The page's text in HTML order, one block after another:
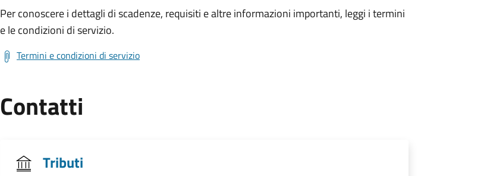
Per conoscere i dettagli di scadenze, requisiti e altre informazioni importanti, leggi i termini
e le condizioni di servizio.
Termini e condizioni di servizio
Contatti
Tributi